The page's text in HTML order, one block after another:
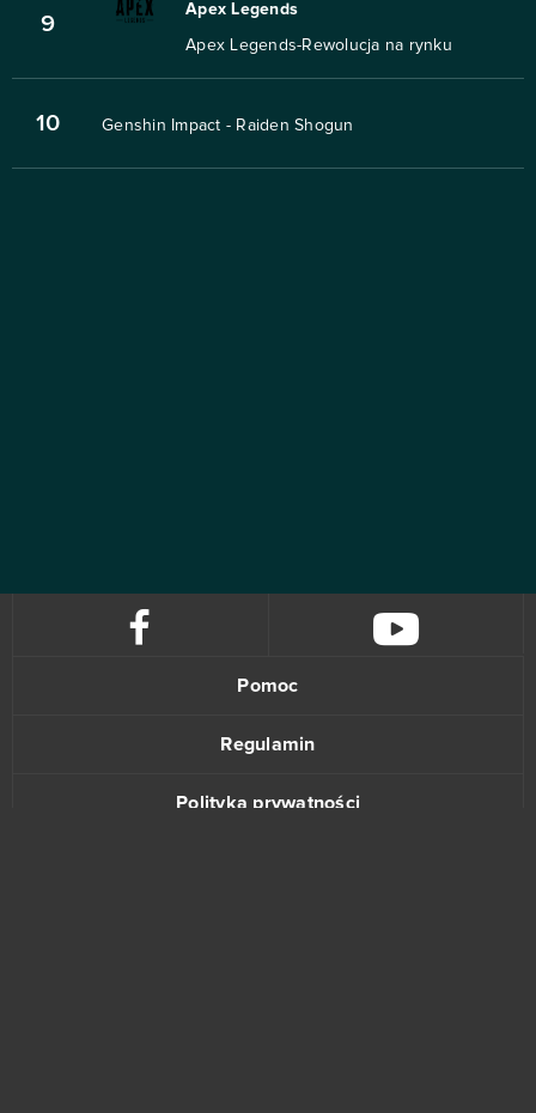
9
Apex Legends
Apex Legends-Rewolucja na rynku
10 Genshin Impact - Raiden Shogun
Pomoc
Regulamin
Polityka prywatności